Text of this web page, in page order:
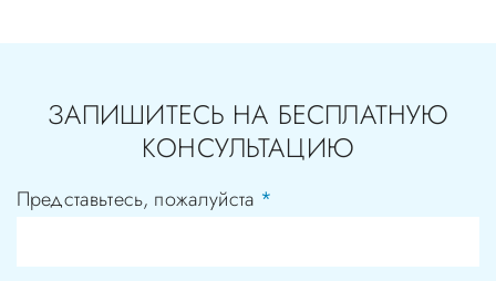
ЗАПИШИТЕСЬ НА БЕСПЛАТНУЮ
КОНСУЛЬТАЦИЮ
Представьтесь, пожалуйста *